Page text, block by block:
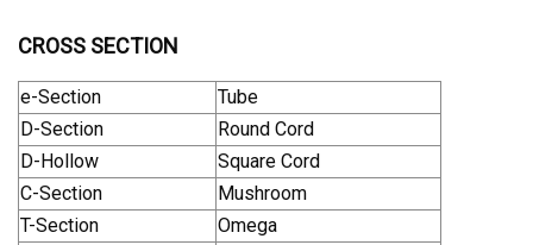
CROSS SECTION
e-Section
Tube
D-Section
Round Cord
D-Hollow
Square Cord
C-Section
Mushroom
T-Section
Omega